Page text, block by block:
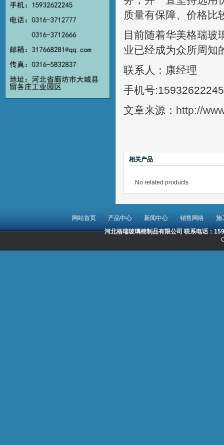
质量有保障、价格比
目前随着华美格瑞玻
业已经成为众所周知
联系人：康经理
手机号:15932622245
文章来源： http://
相关产品
No related products
网站首页 产品中心 新闻中心 销售网络
施
河北格瑞玻璃棉制品有限公司 联系电话：